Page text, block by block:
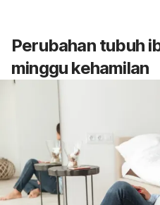
Perubahan tubuh
minggu kehamilan